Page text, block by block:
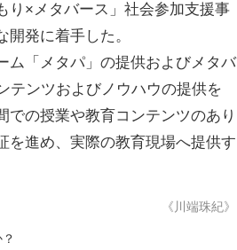
り×メタバース」社会参加支援事
発に着手した。
「メタパ」の提供およびメタバ
テンツおよびノウハウの提供を
の授業や教育コンテンツのあり
を進め、実際の教育現場へ提供す
《川端珠紀》